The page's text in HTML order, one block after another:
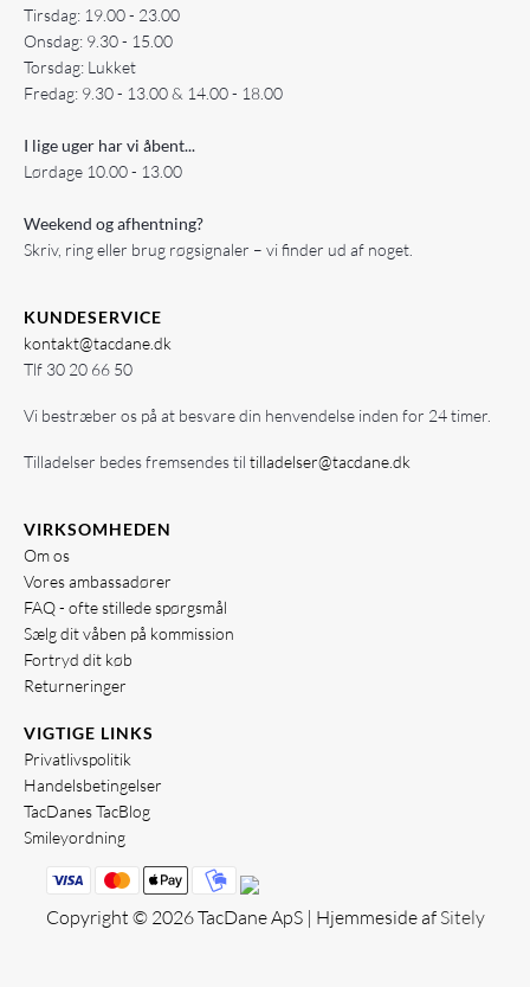
Tirsdag: 19.00 - 23.00
Onsdag: 9.30 - 15.00
Torsdag: Lukket
Fredag: 9.30 - 13.00 & 14.00 - 18.00
I lige uger har vi åbent...
Lørdage 10.00 - 13.00
Weekend og afhentning?
Skriv, ring eller brug røgsignaler – vi finder ud af noget.
KUNDESERVICE
kontakt@tacdane.dk
Tlf 30 20 66 50
Vi bestræber os på at besvare din henvendelse inden for 24 timer.
Tilladelser bedes fremsendes til tilladelser@tacdane.dk
VIRKSOMHEDEN
Om os
Vores ambassadører
FAQ - ofte stillede spørgsmål
Sælg dit våben på kommission
Fortryd dit køb
Returneringer
VIGTIGE LINKS
Privatlivspolitik
Handelsbetingelser
TacDanes TacBlog
Smileyordning
Copyright © 2026 TacDane ApS | Hjemmeside af Sitely